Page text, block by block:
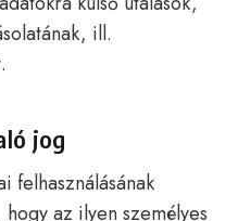
ill.
jog
felhasználásának
az ilyen személyes